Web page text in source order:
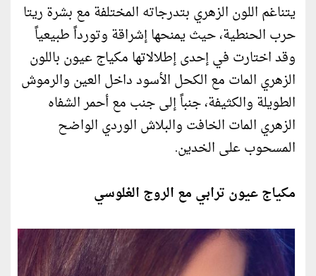
يتناغم اللون الزهري بتدرجاته المختلفة مع بشرة ريتا
حرب الحنطية، حيث يمنحها إشراقة وتورداً طبيعياً
وقد اختارت في إحدى إطلالاتها مكياج عيون باللون
الزهري المات مع الكحل الأسود داخل العين والرموش
الطويلة والكثيفة، جنباً إلى جنب مع أحمر الشفاه
الزهري المات الخافت والبلاش الوردي الواضح
المسحوب على الخدين.
مكياج عيون ترابي مع الروج الغلوسي